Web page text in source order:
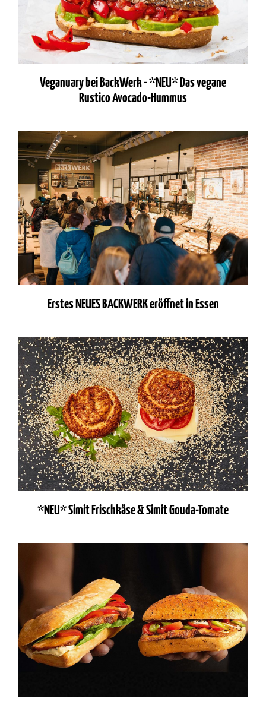
Veganuary bei BackWerk - *NEU* Das vegane
Rustico Avocado-Hummus
Erstes NEUES BACKWERK eröffnet in Essen
*NEU* Simit Frischkäse & Simit Gouda-Tomate